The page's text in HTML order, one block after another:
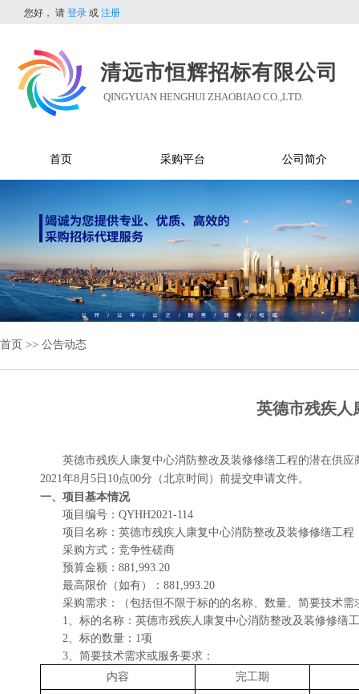
您好， 请 登录 或 注册
清远市恒辉招标有限公司
QINGYUAN HENGHUI ZHAOBIAO CO.,LTD.
首页 采购平台 公司简介
首页 >> 公告动态
英德市残疾人
英德市残疾人康复中心消防整改及装修修缮工程的潜在供应
2021年8月 5 日 10点00分 （北京时间）前提交申请文件。
一、项目基本情况
项目编号： QYHH2021-114
项目名称： 英德市残疾人康复中心消防整改及装修修缮工程
采购方式：竞争性磋商
预算金额： 881,993.20
最高限价（如有）： 881,993.20
采购需求：（包括但不限于标的的名称、数量、简要技术需
1、标的名称： 英德市残疾人康复中心消防整改及装修修缮
2、标的数量：1项
3、简要技术需求或服务要求：
内容
完工期